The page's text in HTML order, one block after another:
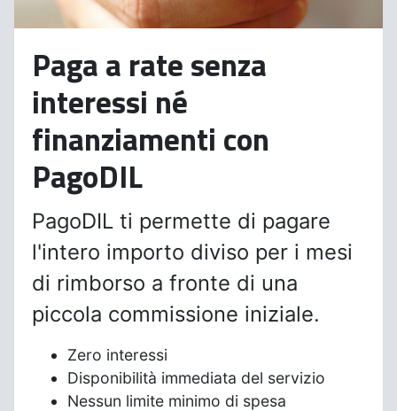
Paga a rate senza
interessi né
finanziamenti con
PagoDIL
PagoDIL ti permette di pagare
l'intero importo diviso per i mesi
di rimborso a fronte di una
piccola commissione iniziale.
Zero interessi
Disponibilità immediata del servizio
Nessun limite minimo di spesa